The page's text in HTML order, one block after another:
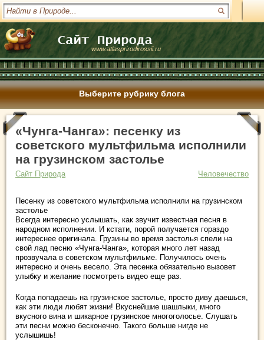
www.atlasprirodirossii.ru
Выберите рубрику блога
«Чунга-Чанга»: песенку из
советского мультфильма исполнили
на грузинском застолье
Сайт Природа Человечество
Песенку из советского мультфильма исполнили на грузинском
застолье
Всегда интересно услышать, как звучит известная песня в
народном исполнении. И кстати, порой получается гораздо
интереснее оригинала. Грузины во время застолья спели на
свой лад песню «Чунга-Чанга», которая много лет назад
прозвучала в советском мультфильме. Получилось очень
интересно и очень весело. Эта песенка обязательно вызовет
улыбку и желание посмотреть видео еще раз.
Когда попадаешь на грузинское застолье, просто диву даешься,
как эти люди любят жизни! Вкуснейшие шашлыки, много
вкусного вина и шикарное грузинское многоголосье. Слушать
эти песни можно бесконечно. Такого больше нигде не
услышишь!